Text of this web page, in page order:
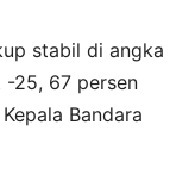
stabil di angka
-25, 67 persen
Bandara